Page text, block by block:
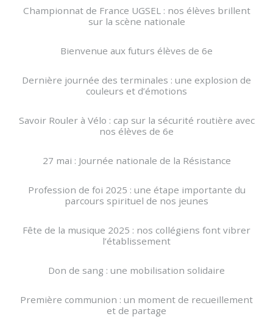
Championnat de France UGSEL : nos élèves brillent
sur la scène nationale
Bienvenue aux futurs élèves de 6e
Dernière journée des terminales : une explosion de
couleurs et d’émotions
Savoir Rouler à Vélo : cap sur la sécurité routière avec
nos élèves de 6e
27 mai : Journée nationale de la Résistance
Profession de foi 2025 : une étape importante du
parcours spirituel de nos jeunes
Fête de la musique 2025 : nos collégiens font vibrer
l’établissement
Don de sang : une mobilisation solidaire
Première communion : un moment de recueillement
et de partage